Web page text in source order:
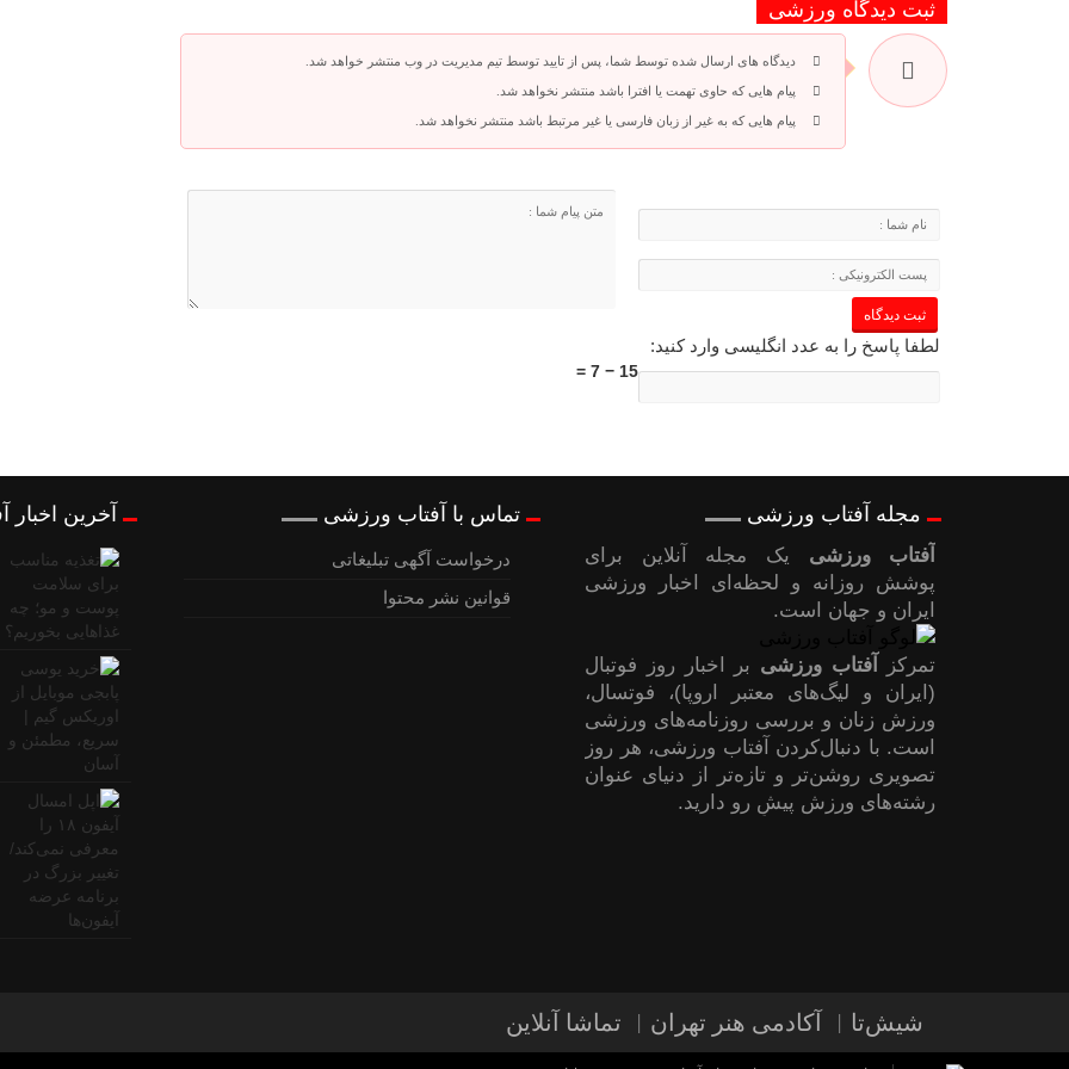
ثبت دیدگاه ورزشی
دیدگاه های ارسال شده توسط شما، پس از تایید توسط تیم مدیریت در وب منتشر خواهد شد.
پیام هایی که حاوی تهمت یا افترا باشد منتشر نخواهد شد.
پیام هایی که به غیر از زبان فارسی یا غیر مرتبط باشد منتشر نخواهد شد.
لطفا پاسخ را به عدد انگلیسی وارد کنید:
15 − 7 =
مجله آفتاب ورزشی
آفتاب ورزشی یک مجله آنلاین برای
پوشش روزانه و لحظه‌ای اخبار ورزشی
ایران و جهان است.
تمرکز آفتاب ورزشی بر اخبار روز فوتبال
(ایران و لیگ‌های معتبر اروپا)، فوتسال،
ورزش زنان و بررسی روزنامه‌های ورزشی
است. با دنبال‌کردن آفتاب ورزشی، هر روز
تصویری روشن‌تر و تازه‌تر از دنیای عنوان
رشته‌های ورزش پیشِ رو دارید.
تماس با آفتاب ورزشی
درخواست آگهی تبلیغاتی
قوانین نشر محتوا
آخرین
شیش‌تا آکادمی هنر تهران تماشا آنلاین